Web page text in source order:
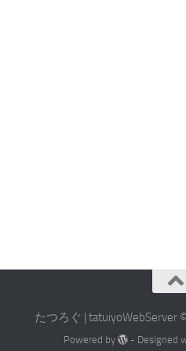
たつろぐ | tatuiyoWebServer
Powered by - Designed